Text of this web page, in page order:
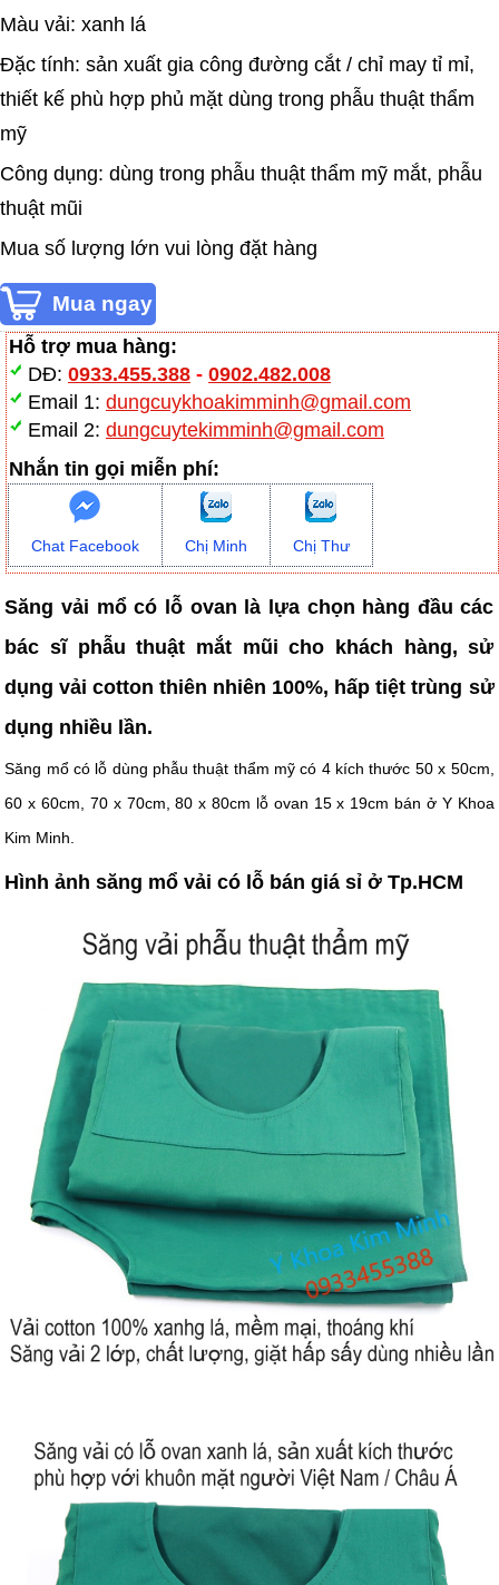
Màu vải: xanh lá
Đặc tính: sản xuất gia công đường cắt / chỉ may tỉ mỉ,
thiết kế phù hợp phủ mặt dùng trong phẫu thuật thẩm
mỹ
Công dụng: dùng trong phẫu thuật thẩm mỹ mắt, phẫu
thuật mũi
Mua số lượng lớn vui lòng đặt hàng
Hỗ trợ mua hàng:
DĐ: 0933.455.388- 0902.482.008
Email 1: dungcuykhoakimminh@gmail.com
Email 2: dungcuytekimminh@gmail.com
Nhắn tin gọi miễn phí:
Chat Facebook Chị Minh Chị Thư
Săng vải mổ có lỗ ovan là lựa chọn hàng đầu các
bác sĩ phẫu thuật mắt mũi cho khách hàng, sử
dụng vải cotton thiên nhiên 100%, hấp tiệt trùng sử
dụng nhiều lần.
Săng mổ có lỗ dùng phẫu thuật thẩm mỹ có 4 kích thước 50 x 50cm,
60 x 60cm, 70 x 70cm, 80 x 80cm lỗ ovan 15 x 19cm bán ở Y Khoa
Kim Minh.
Hình ảnh săng mổ vải có lỗ bán giá sỉ ở Tp.HCM